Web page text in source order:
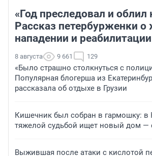
«Год преследовал и облил
Рассказ петербурженки о
нападении и реабилитации
8 августа 9 661 129
«Было страшно столкнуться с
Популярная блогерша из
рассказала об отдыхе в Грузии
Кишечник был собран в гармошку: в
тяжелой судьбой ищет новый дом —
Выжившая после атаки с кислотой